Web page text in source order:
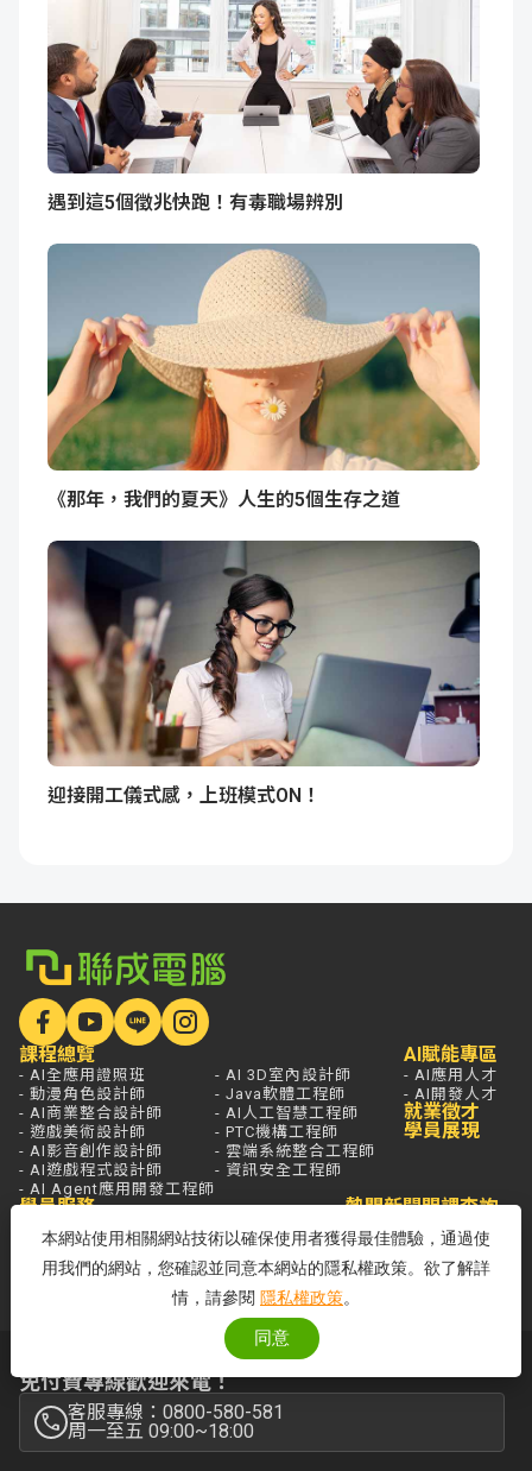
遇到這5個徵兆快跑！有毒職場辨別
《那年，我們的夏天》人生的5個生存之道
迎接開工儀式感，上班模式ON！
課程總覽
- AI全應用證照班
- 動漫角色設計師
- AI商業整合設計師
- 遊戲美術設計師
- AI影音創作設計師
- AI遊戲程式設計師
- AI Agent應用開發工程師
- AI 3D室內設計師
- Java軟體工程師
- AI人工智慧工程師
- PTC機構工程師
- 雲端系統整合工程師
- 資訊安全工程師
AI賦能專區
- AI應用人才
- AI開發人才
就業徵才
學員展現
學員服務
關於聯成
- 國家登錄AI人才培訓機構
- 品牌故事
熱門新聞
分校據點
開課查詢
若想進一步了解，打通電話問最安心，
免付費專線歡迎來電！
客服專線：0800-580-581
周一至五 09:00~18:00
本網站使用相關網站技術以確保使用者獲得最佳體驗，通過使
用我們的網站，您確認並同意本網站的隱私權政策。欲了解詳
情，請參閱 隱私權政策。
同意